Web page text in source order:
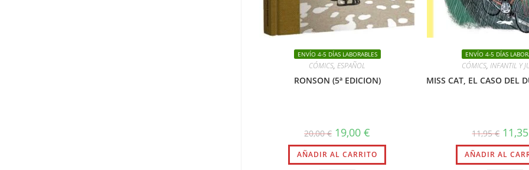
ENVÍO 4-5 DÍAS LABORABLES
CÓMICS,ESPAÑOL
RONSON (5ª EDICION)
20,00€ El
precio
original
era:
20,00 €.
19,00€
actual
es:
19,00 €.
AÑADIR AL CARRITO
ENVÍO 4-5 DÍAS
CÓMICS,INFANTIL Y
MISS CAT, EL CASO DEL
11,95€ El
precio
era:
11,95
AÑADIR AL